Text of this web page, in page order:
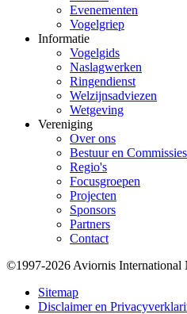
Evenementen
Vogelgriep
Informatie
Vogelgids
Naslagwerken
Ringendienst
Welzijnsadviezen
Wetgeving
Vereniging
Over ons
Bestuur en Commissies
Regio's
Focusgroepen
Projecten
Sponsors
Partners
Contact
Bottom
©1997-2026 Aviornis International
Sitemap
Disclaimer en